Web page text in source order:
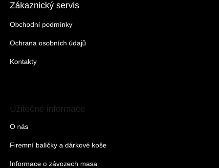
Zákaznický servis
Obchodní podmínky
Ochrana osobních údajů
Kontakty
Užitečné informace
O nás
Firemní balíčky a dárkové koše
Informace o závozech masa